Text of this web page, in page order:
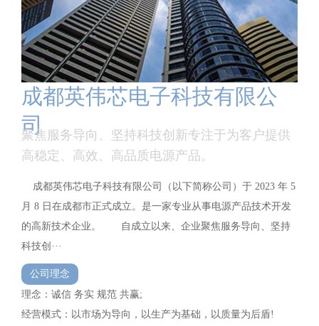
成都英伟芯电子科技有限公
司
聚焦服务导向、坚持科技创新专注于为客户提供
高稳定、高效、高品质电源产品。
成都英伟芯电子科技有限公司（以下简称公司）于 2023 年 5
月 8 日在成都市正式成立。是一家专业从事电源产品技术开发
的高新技术企业。 自成立以来、企业聚焦服务导向、坚持
科技创···
公司理念
理念：诚信 务实 规范 共赢;
经营模式：以市场为导向，以生产为基础，以质量为后盾!